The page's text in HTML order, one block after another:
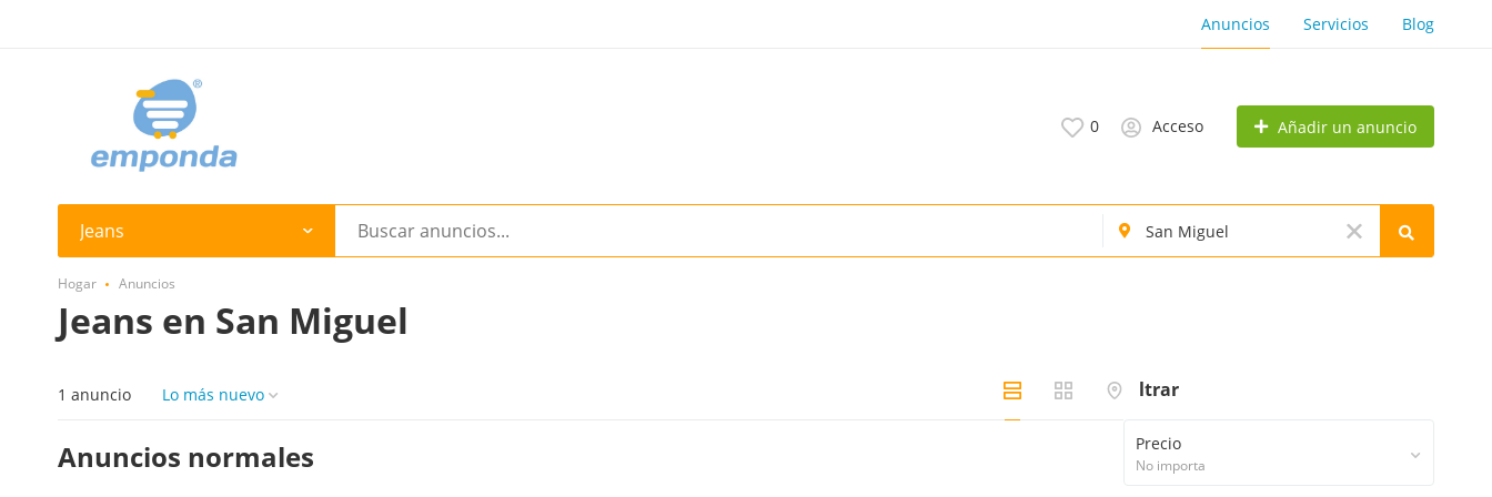
Anuncios Servicios Blog
0 Acceso Añadir un anuncio
Jeans
Hogar Anuncios
Jeans en San Miguel
1 anuncio Lo más nuevo
Anuncios normales
Filtrar
Precio
No importa